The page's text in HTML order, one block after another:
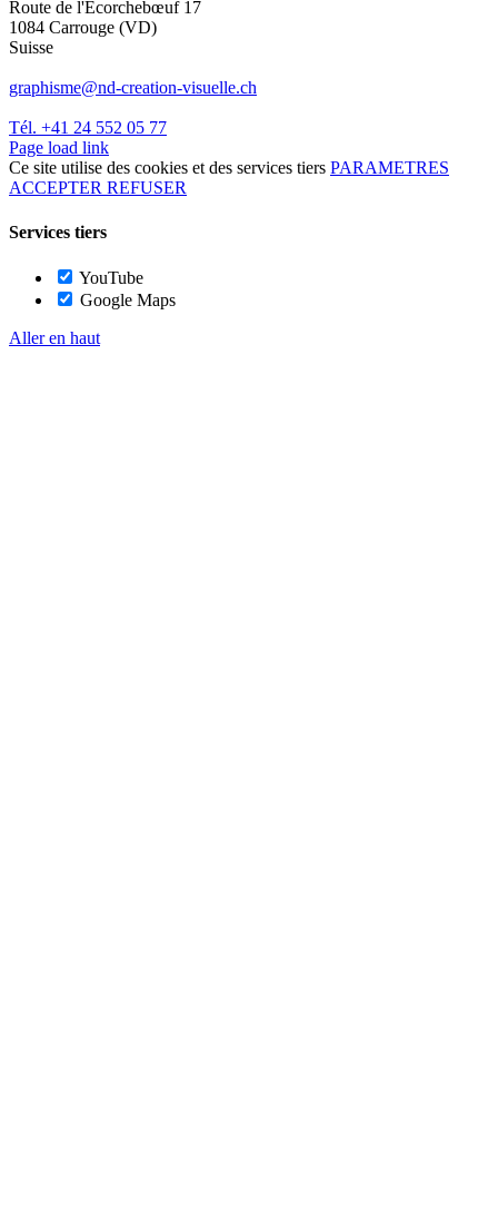
Route de l'Écorchebœuf 17
1084 Carrouge (VD)
Suisse
graphisme@nd-creation-visuelle.ch
Tél. +41 24 552 05 77
Page load link
Ce site utilise des cookies et des services tiers PARAMETRES
ACCEPTER REFUSER
Services tiers
YouTube
Google Maps
Aller en haut